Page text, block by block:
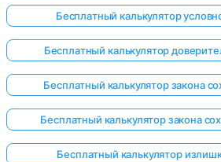
Бесплатный калькулятор
Бесплатный калькулятор
Бесплатный калькулятор закона
Бесплатный калькулятор закона
Бесплатный калькулятор